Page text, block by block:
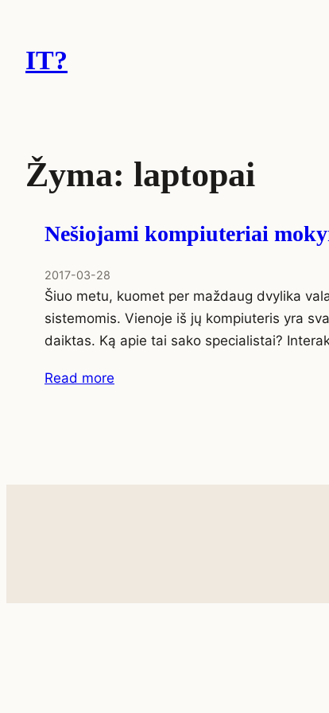
turinioIT?
Žyma: laptopai
Nešiojami kompiuteriai
2017-03-28
Šiuo metu, kuomet per maždaug dvylika
sistemomis. Vienoje iš jų kompiuteris yra
daiktas. Ką apie tai sako specialistai?
Read more